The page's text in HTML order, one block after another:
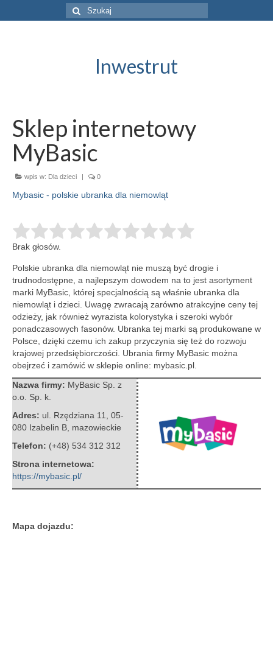
Szuklaj
w:
Inwestrut
Sklep internetowy
MyBasic
wpis w: Dla dzieci | 0
Mybasic - polskie ubranka dla niemowląt
Brak głosów.
Polskie ubranka dla niemowląt nie muszą być drogie i
trudnodostępne, a najlepszym dowodem na to jest asortyment
marki MyBasic, której specjalnością są właśnie ubranka dla
niemowląt i dzieci. Uwagę zwracają zarówno atrakcyjne ceny tej
odzieży, jak również wyrazista kolorystyka i szeroki wybór
ponadczasowych fasonów. Ubranka tej marki są produkowane w
Polsce, dzięki czemu ich zakup przyczynia się też do rozwoju
krajowej przedsiębiorczości. Ubrania firmy MyBasic można
obejrzeć i zamówić w sklepie online: mybasic.pl.
Nazwa firmy: MyBasic Sp. z
o.o. Sp. k.
Adres: ul. Rzędziana 11
05-
080 Izabelin B mazowieckie
Telefon: (+48) 534 312 312
Strona internetowa:
https://mybasic.pl/
Mapa dojazdu: